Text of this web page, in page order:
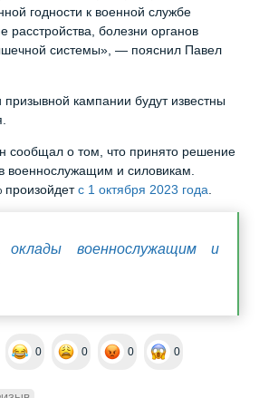
годности к военной службе
расстройства, болезни органов
системы», — пояснил Павел
призывной кампании будут известны
сообщал о том, что принято решение
военнослужащим и силовикам.
с 1 октября 2023 года.
оклады военнослужащим и
0 0 0 0